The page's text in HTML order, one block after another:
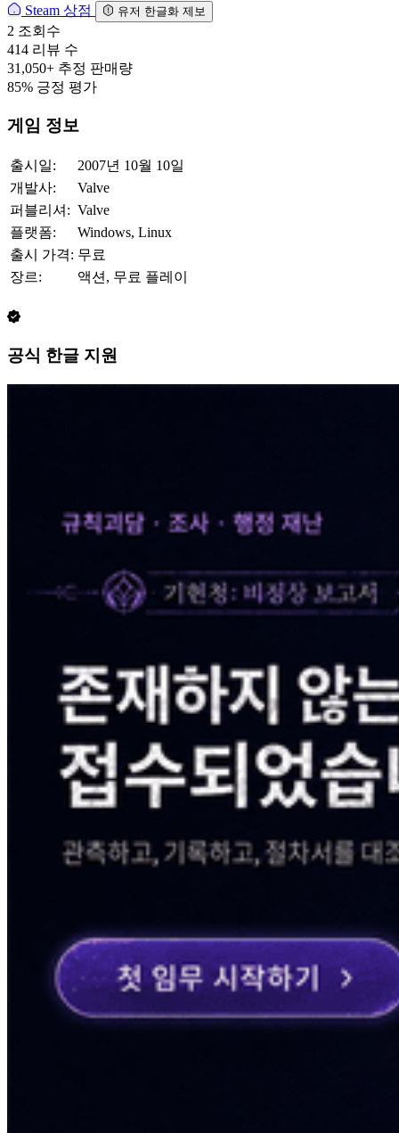
Steam 상점
유저 한글화 제보
2 조회수
414 리뷰 수
31,050+ 추정 판매량
85% 긍정 평가
게임 정보
출시일:
2007년 10월 10일
개발사:
Valve
퍼블리셔: Valve
플랫폼:
Windows, Linux
출시 가격: 무료
장르:
액션, 무료 플레이
공식 한글 지원